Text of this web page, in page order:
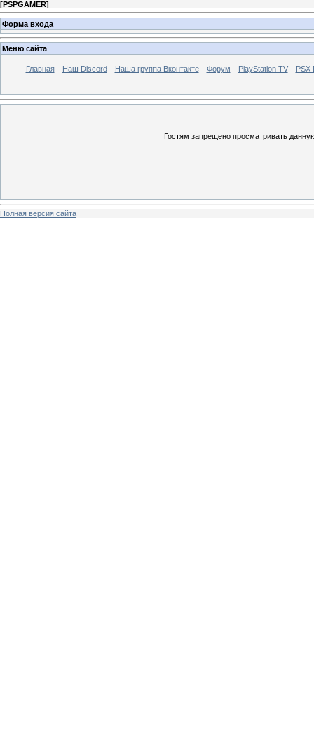
[PSPGAMER]
Форма входа
Меню сайта
Главная Наш Discord Наша группа Вконтакте Форум PlayStation TV PSX
Гостям запрещено просматривать
Полная версия сайта